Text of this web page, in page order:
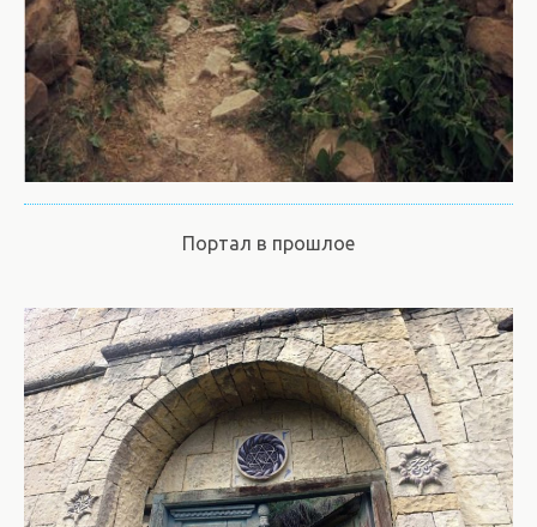
Портал в прошлое